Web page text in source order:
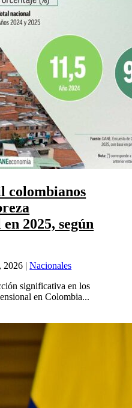
colombianos
2025, según
2026 |Nacionales
significativa en los
en Colombia...